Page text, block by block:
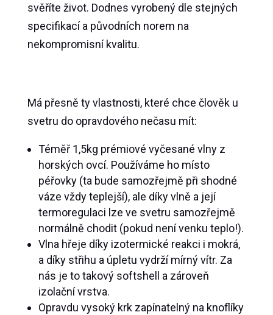
svěříte život. Dodnes vyrobený dle stejných
specifikací a původních norem na
nekompromisní kvalitu.
Má přesně ty vlastnosti, které chce člověk u
svetru do opravdového nečasu mít:
Téměř 1,5kg prémiové vyčesané vlny z
horských ovcí. Používáme ho místo
péřovky (ta bude samozřejmě při shodné
váze vždy teplejší), ale díky vlně a její
termoregulaci lze ve svetru samozřejmě
normálně chodit (pokud není venku teplo!).
Vlna hřeje díky izotermické reakci i mokrá,
a díky střihu a úpletu vydrží mírný vítr. Za
nás je to takový softshell a zároveň
izolační vrstva.
Opravdu vysoký krk zapínatelný na knoflíky